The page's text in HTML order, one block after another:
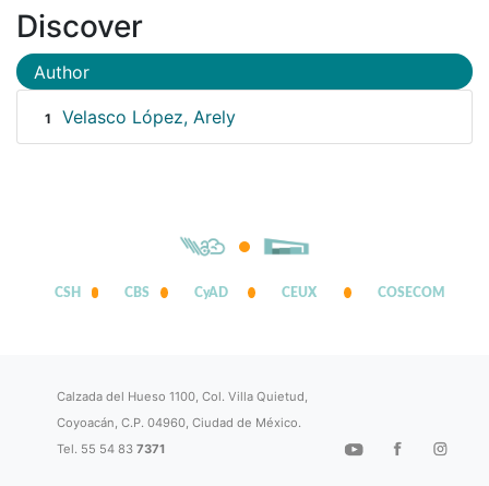
Discover
Author
1 Velasco López, Arely
CSH CBS CyAD CEUX COSECOM
Calzada del Hueso 1100, Col. Villa Quietud,
Coyoacán, C.P. 04960, Ciudad de México.
Tel. 55 54 837371